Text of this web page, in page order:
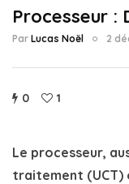
Processeur
Par Lucas Noël 2
0 1
Le processeur,
traitement (UCT)